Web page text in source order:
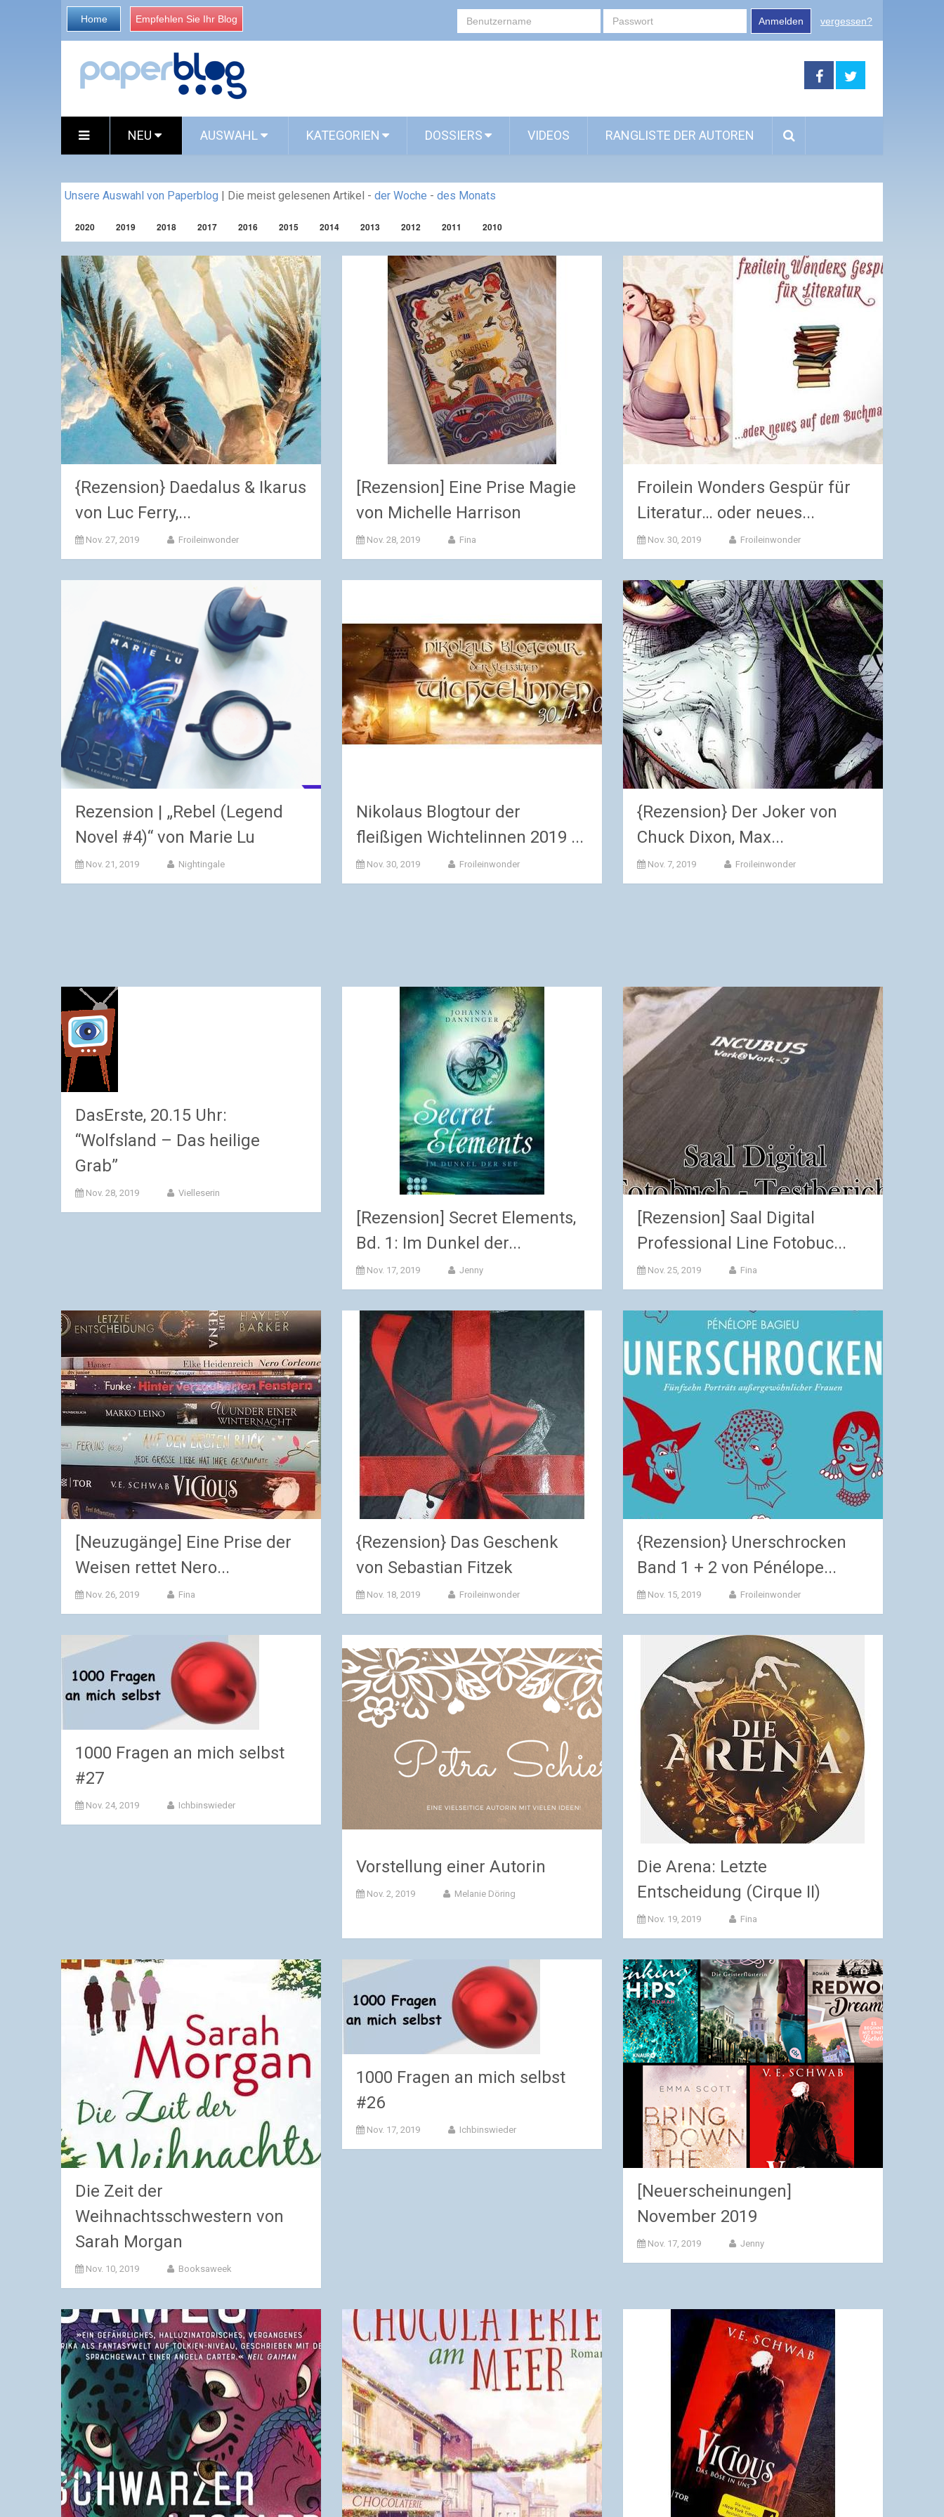
Home Empfehlen Sie Ihr Blog Anmelden vergessen?
NEU AUSWAHL KATEGORIEN DOSSIERS VIDEOS RANGLISTE DER AUTOREN
Unsere Auswahl von Paperblog | Die meist gelesenen Artikel - der Woche - des Monats
2020 2019 2018 2017 2016 2015 2014 2013 2012 2011 2010
{Rezension} Daedalus & Ikarus
von Luc Ferry,...
Nov. 27, 2019 Froileinwonder
[Rezension] Eine Prise Magie
von Michelle Harrison
Nov. 28, 2019 Fina
Froilein Wonders Gespür für
Literatur… oder neues...
Nov. 30, 2019 Froileinwonder
Rezension | „Rebel (Legend
Novel #4)“ von Marie Lu
Nov. 21, 2019 Nightingale
Nikolaus Blogtour der
fleißigen Wichtelinnen 2019 ...
Nov. 30, 2019 Froileinwonder
{Rezension} Der Joker von
Chuck Dixon, Max...
Nov. 7, 2019 Froileinwonder
DasErste, 20.15 Uhr:
“Wolfsland – Das heilige
Grab”
Nov. 28, 2019 Vielleserin
[Rezension] Secret Elements,
Bd. 1: Im Dunkel der...
Nov. 17, 2019 Jenny
[Rezension] Saal Digital
Professional Line Fotobuc...
Nov. 25, 2019 Fina
[Neuzugänge] Eine Prise der
Weisen rettet Nero...
Nov. 26, 2019 Fina
{Rezension} Das Geschenk
von Sebastian Fitzek
Nov. 18, 2019 Froileinwonder
{Rezension} Unerschrocken
Band 1 + 2 von Pénélope...
Nov. 15, 2019 Froileinwonder
1000 Fragen an mich selbst
#27
Nov. 24, 2019 Ichbinswieder
Vorstellung einer Autorin
Nov. 2, 2019 Melanie Döring
Die Arena: Letzte
Entscheidung (Cirque II)
Nov. 19, 2019 Fina
Die Zeit der
Weihnachtsschwestern von
Sarah Morgan
Nov. 10, 2019 Booksaweek
1000 Fragen an mich selbst
#26
Nov. 17, 2019 Ichbinswieder
[Neuerscheinungen]
November 2019
Nov. 17, 2019 Jenny